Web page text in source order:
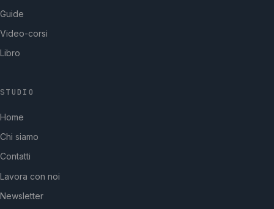
Guide
Video-corsi
Libro
STUDIO
Home
Chi siamo
Contatti
Lavora con noi
Newsletter